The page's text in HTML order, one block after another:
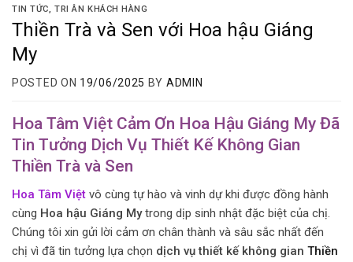
TIN TỨC,TRI ÂN KHÁCH HÀNG
Thiền Trà và Sen với Hoa hậu Giáng
My
POSTED ON 19/06/2025 BY ADMIN
Hoa Tâm Việt Cảm Ơn Hoa Hậu Giáng My Đã
Tin Tưởng Dịch Vụ Thiết Kế Không Gian
Thiền Trà và Sen
Hoa Tâm Việt vô cùng tự hào và vinh dự khi được đồng hành
cùng Hoa hậu Giáng Mytrong dịp sinh nhật đặc biệt của chị.
Chúng tôi xin gửi lời cảm ơn chân thành và sâu sắc nhất đến
chị vì đã tin tưởng lựa chọn dịch vụ thiết kế không gian Thiền